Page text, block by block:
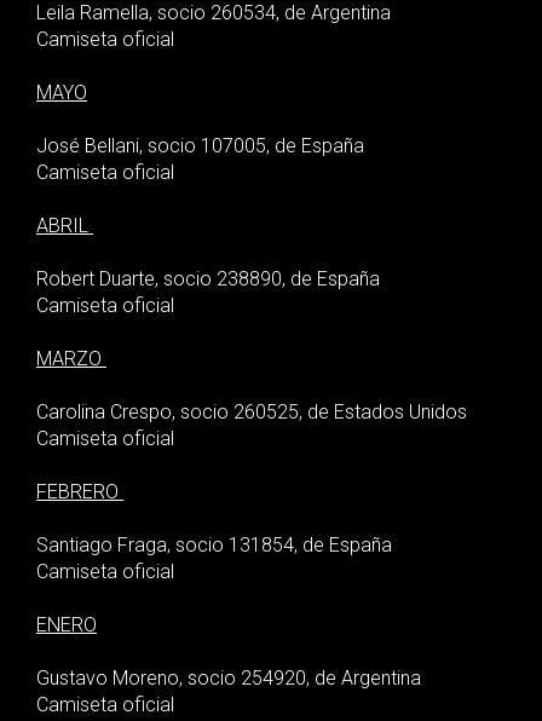
Leila Ramella, socio 260534, de Argentina
Camiseta oficial
MAYO
José Bellani, socio 107005, de España
Camiseta oficial
ABRIL
Robert Duarte, socio 238890, de España
Camiseta oficial
MARZO
Carolina Crespo, socio 260525, de Estados Unidos
Camiseta oficial
FEBRERO
Santiago Fraga, socio 131854, de España
Camiseta oficial
ENERO
Gustavo Moreno, socio 254920, de Argentina
Camiseta oficial